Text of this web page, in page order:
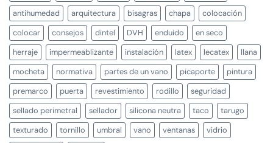
antihumedad
arquitectura bisagras chapa
colocación
colocar
consejos dintel DVH enduido
en seco
herraje
impermeablizante instalación latex lecatex
llana
mocheta
normativa partes de un vano picaporte
pintura
premarco
puerta revestimiento rodillo
seguridad
sellado perimetral
sellador silicona neutra taco
tarugo
texturado
tornillo umbral vano ventanas
vidrio